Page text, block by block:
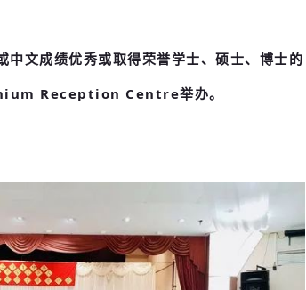
文成绩优秀或取得荣誉学士、硕士、博士的
Reception Centre举办。